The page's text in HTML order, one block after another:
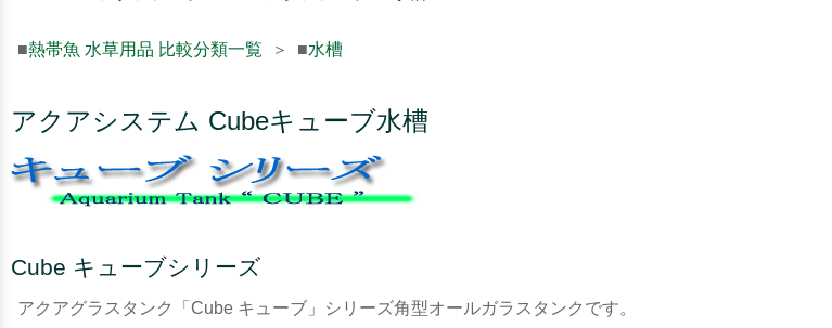
■熱帯魚 水草用品 比較分類一覧 ＞ ■水槽
アクアシステム Cubeキューブ水槽
Cube キューブシリーズ
アクアグラスタンク「Cube キューブ」シリーズ角型オールガラスタンクです。